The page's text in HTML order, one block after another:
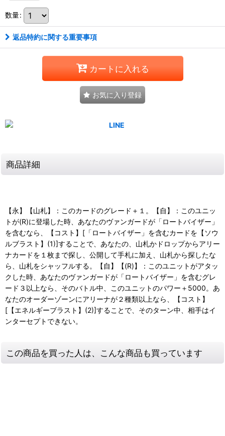
数量:
返品特約に関する重要事項
カートに入れる
お気に入り登録
商品詳細
【永】【山札】：このカードのグレード＋１。【自】：このユニッ
トが(R)に登場した時、あなたのヴァンガードが「ロートバイザー」
を含むなら、【コスト】[「ロートバイザー」を含むカードを【ソウ
ルブラスト】(1)]することで、あなたの、山札かドロップからアリー
ナカードを１枚まで探し、公開して手札に加え、山札から探したな
ら、山札をシャッフルする。【自】【(R)】：このユニットがアタッ
クした時、あなたのヴァンガードが「ロートバイザー」を含むグレ
ード３以上なら、そのバトル中、このユニットのパワー＋5000。あ
なたのオーダーゾーンにアリーナが２種類以上なら、【コスト】
[【エネルギーブラスト】(2)]することで、そのターン中、相手はイ
ンターセプトできない。
この商品を買った人は、こんな商品も買っています